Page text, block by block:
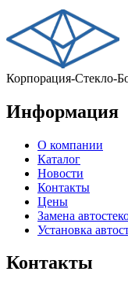
Корпорация-Стекло-
Информация
О компании
Каталог
Новости
Контакты
Цены
Замена
Установка
Контакты